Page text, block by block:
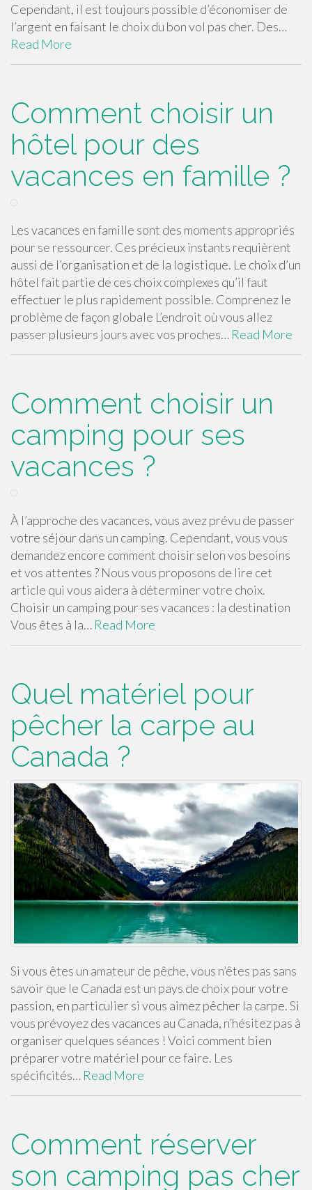
Cependant, il est toujours possible d’économiser de
l’argent en faisant le choix du bon vol pas cher. Des…
Read More
Comment choisir un
hôtel pour des
vacances en famille ?
Les vacances en famille sont des moments appropriés
pour se ressourcer. Ces précieux instants requièrent
aussi de l’organisation et de la logistique. Le choix d’un
hôtel fait partie de ces choix complexes qu’il faut
effectuer le plus rapidement possible. Comprenez le
problème de façon globale L’endroit où vous allez
passer plusieurs jours avec vos proches… Read More
Comment choisir un
camping pour ses
vacances ?
À l’approche des vacances, vous avez prévu de passer
votre séjour dans un camping. Cependant, vous vous
demandez encore comment choisir selon vos besoins
et vos attentes ? Nous vous proposons de lire cet
article qui vous aidera à déterminer votre choix.
Choisir un camping pour ses vacances : la destination
Vous êtes à la… Read More
Quel matériel pour
pêcher la carpe au
Canada ?
Si vous êtes un amateur de pêche, vous n’êtes pas sans
savoir que le Canada est un pays de choix pour votre
passion, en particulier si vous aimez pêcher la carpe. Si
vous prévoyez des vacances au Canada, n’hésitez pas à
organiser quelques séances ! Voici comment bien
préparer votre matériel pour ce faire. Les
spécificités… Read More
Comment réserver
son camping pas cher